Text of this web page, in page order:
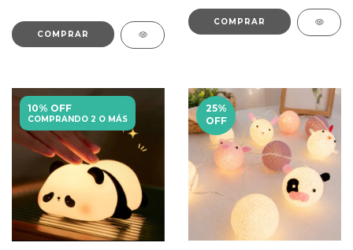
COMPRAR
COMPRAR
10% OFF
COMPRANDO 2 O MÁS
25%
OFF